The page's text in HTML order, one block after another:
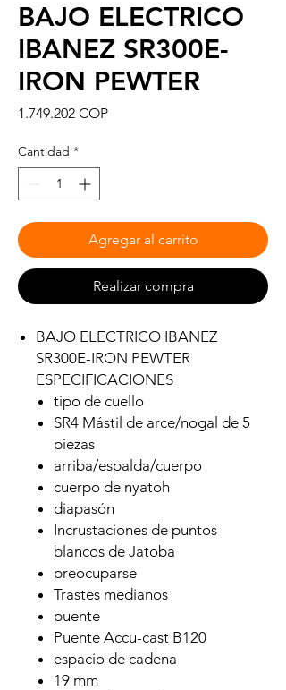
BAJO ELECTRICO
IBANEZ SR300E-
IRON PEWTER
1.749.202 COPPrecio
Cantidad *
Agregar al carrito
Realizar compra
BAJO ELECTRICO IBANEZ
SR300E-IRON PEWTER
ESPECIFICACIONES
tipo de cuello
SR4 Mástil de arce/nogal de 5
piezas
arriba/espalda/cuerpo
cuerpo de nyatoh
diapasón
Incrustaciones de puntos
blancos de Jatoba
preocuparse
Trastes medianos
puente
Puente Accu-cast B120
espacio de cadena
19 mm